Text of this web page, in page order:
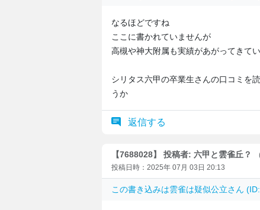
なるほどですね
ここに書かれていませんが
高槻や神大附属も実績があがってきてい
シリタス六甲の卒業生さんの口コミを
うか
返信する
【7688028】 投稿者: 六甲と雲雀丘？
投稿日時：2025年 07月 03日 20:13
この書き込みは雲雀は疑似公立さん